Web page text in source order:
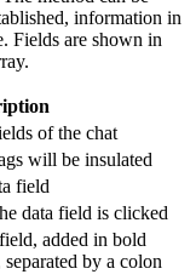
information in
Fields are shown in
of the chat
will be insulated
field
data field is clicked
added in bold
by a colon